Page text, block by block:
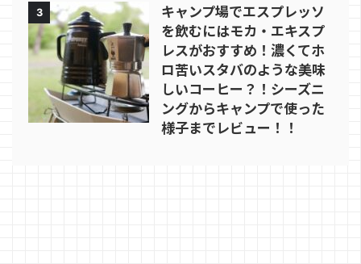
3
キャンプ場でエスプレッソ
を飲むにはモカ・エキスプ
レスがおすすめ！濃くてホ
ロ苦いスタバのような美味
しいコーヒー？！シーズニ
ングからキャンプで使った
様子までレビュー！！